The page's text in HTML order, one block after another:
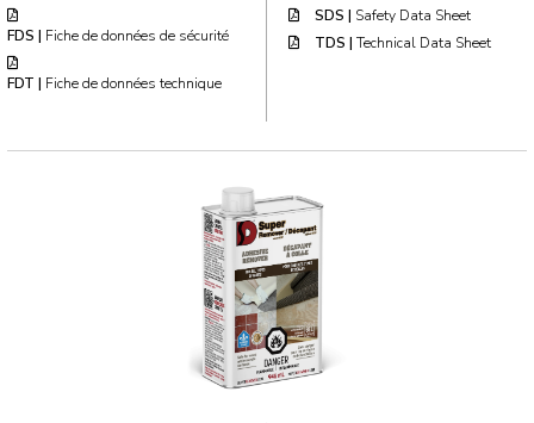
FDS | Fiche de données de sécurité
FDT | Fiche de données technique
SDS | Safety Data Sheet
TDS | Technical Data Sheet